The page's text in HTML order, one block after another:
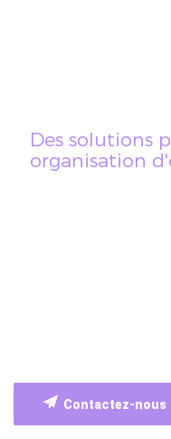
Des solutions
organisation
Contactez-nous